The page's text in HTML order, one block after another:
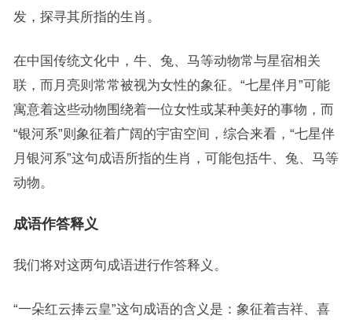
发，探寻其所指的生肖。
在中国传统文化中，牛、兔、马等动物常与星宿相关
联，而月亮则常常被视为女性的象征。“七星伴月”可能
寓意着这些动物围绕着一位女性或某种美好的事物，而
“银河系”则象征着广阔的宇宙空间，综合来看，“七星伴
月银河系”这句成语所指的生肖，可能包括牛、兔、马等
动物。
成语作答释义
我们将对这两句成语进行作答释义。
“一朵红云捧云皇”这句成语的含义是：象征着吉祥、喜